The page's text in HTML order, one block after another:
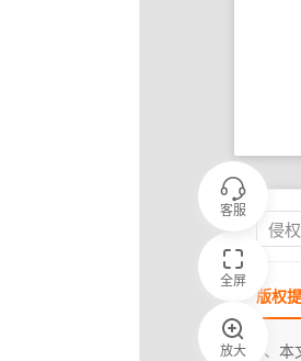
客服
全屏
放大
侵
版权
1、